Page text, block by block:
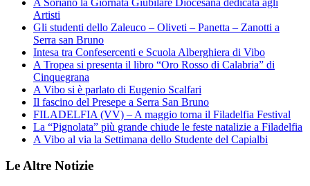
Artisti
Gli studenti dello Zaleuco – Oliveti – Panetta – Zanotti a
Serra san Bruno
Intesa tra Confesercenti e Scuola Alberghiera di Vibo
A Tropea si presenta il libro “Oro Rosso di Calabria” di
Cinquegrana
A Vibo si è parlato di Eugenio Scalfari
Il fascino del Presepe a Serra San Bruno
FILADELFIA (VV) – A maggio torna il Filadelfia Festival
La “Pignolata” più grande chiude le feste natalizie a Filadelfia
A Vibo al via la Settimana dello Studente del Capialbi
Le Altre Notizie